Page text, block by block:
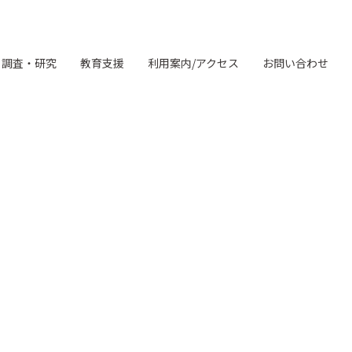
調査・研究 教育支援 利用案内/アクセス お問い合わせ